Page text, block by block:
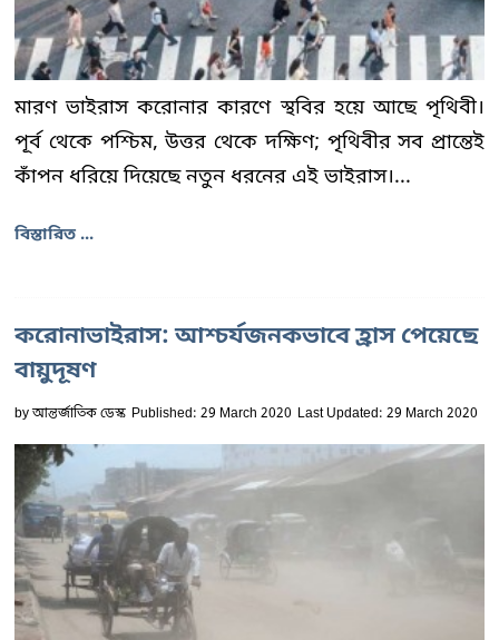
মারণ ভাইরাস করোনার কারণে স্থবির হয়ে আছে পৃথিবী।
পূর্ব থেকে পশ্চিম, উত্তর থেকে দক্ষিণ; পৃথিবীর সব প্রান্তেই
কাঁপন ধরিয়ে দিয়েছে নতুন ধরনের এই ভাইরাস।...
বিস্তারিত ...
করোনাভাইরাস: আশ্চর্যজনকভাবে হ্রাস পেয়েছে
বায়ুদূষণ
byআন্তর্জাতিক ডেস্ক Published: 29 March 2020 Last Updated: 29 March 2020